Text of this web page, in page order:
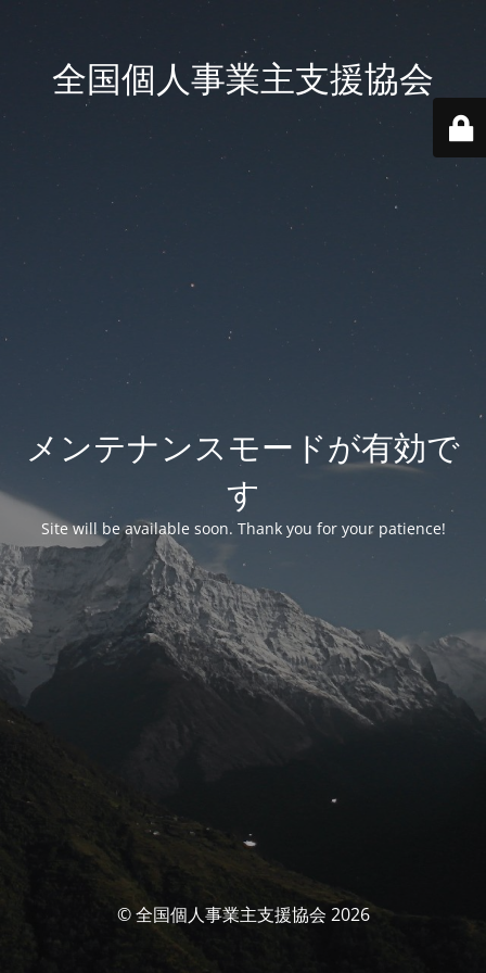
全国個人事業主支援協会
メンテナンスモードが有効で
す
Site will be available soon. Thank you for your patience!
© 全国個人事業主支援協会 2026